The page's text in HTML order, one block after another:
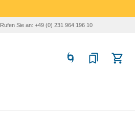
Rufen Sie an: +49 (0) 231 964 196 10